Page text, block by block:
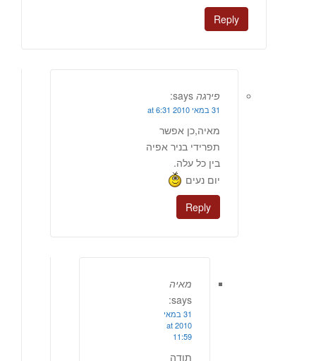
Reply
פירגה says:
31 במאי 2010 at 6:31
מאיה,כן אפשר
תפרידי בניר אפיה
בין כל עלה.
יום נעים
Reply
מאיה
says:
31 במאי
2010 at
11:59
תודה